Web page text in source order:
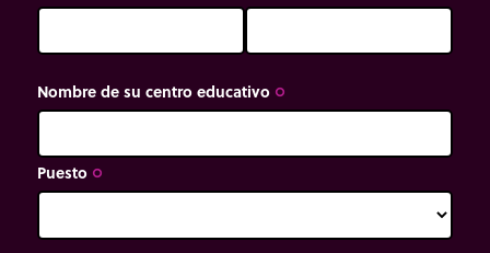
Nombre de su centro educativo trip_origin
Puesto trip_origin